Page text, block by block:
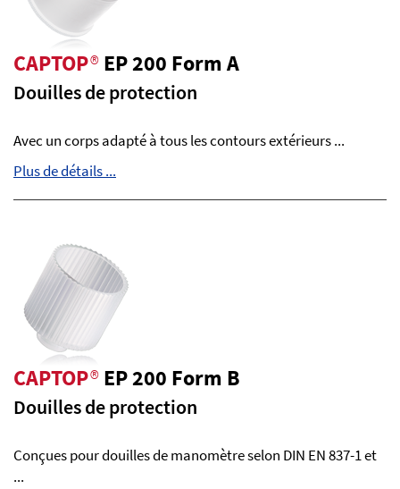
CAPTOP®EP 200 Form A
Douilles de protection
Avec un corps adapté à tous les contours extérieurs ...
Plus de détails ...
CAPTOP®EP 200 Form B
Douilles de protection
Conçues pour douilles de manomètre selon DIN EN 837-1 et
...